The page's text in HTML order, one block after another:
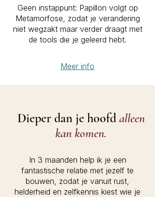
Geen instappunt: Papillon volgt op
Metamorfose, zodat je verandering
niet wegzakt maar verder draagt met
de tools die je geleerd hebt.
Meer info
Dieper dan je hoofdalleen
kan komen.
In 3 maanden help ik je een
fantastische relatie met jezelf te
bouwen, zodat je vanuit rust,
helderheid en zelfkennis kiest wie je